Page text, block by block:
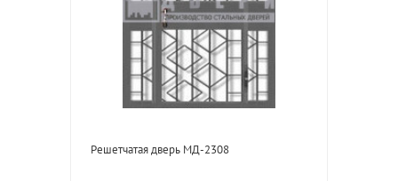
Решетчатая дверь МД-2308